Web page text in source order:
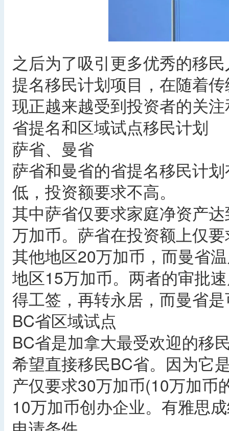
之后为了吸引更多优秀的移
提名移民计划项目，在随着
现正越来越受到投资者的关
省提名和区域试点移民计划
萨省、曼省
萨省和曼省的省提名移民计
低，投资额要求不高。
其中萨省仅要求家庭净资产
万加币。萨省在投资额上仅
其他地区20万加币，而曼省
地区15万加币。两者的审批
得工签，再转永居，而曼省
BC省区域试点
BC省是加拿大最受欢迎的移
希望直接移民BC省。因为它
产仅要求30万加币(10万加币
10万加币创办企业。有雅思